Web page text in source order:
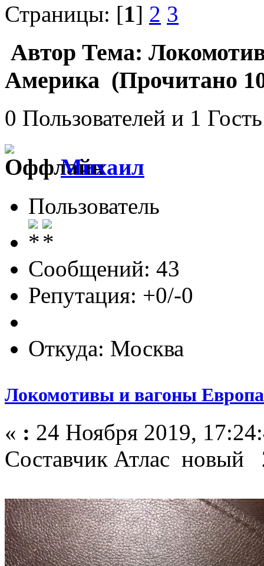
Страницы: [1] 2 3
Автор Тема:
Америка (Прочитано
0 Пользователей и 1
Михаил
Пользователь
Сообщений: 43
Репутация: +0/-0
Откуда: Москва
Локомотивы и вагоны
« : 24 Ноября 2019,
Составчик Атлас новый